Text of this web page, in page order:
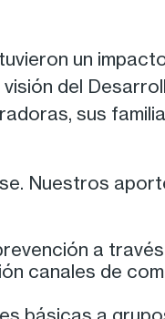
un
del
sus
Nuestros
a
canales de